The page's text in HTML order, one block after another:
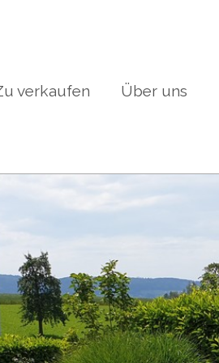
verkaufen Über uns